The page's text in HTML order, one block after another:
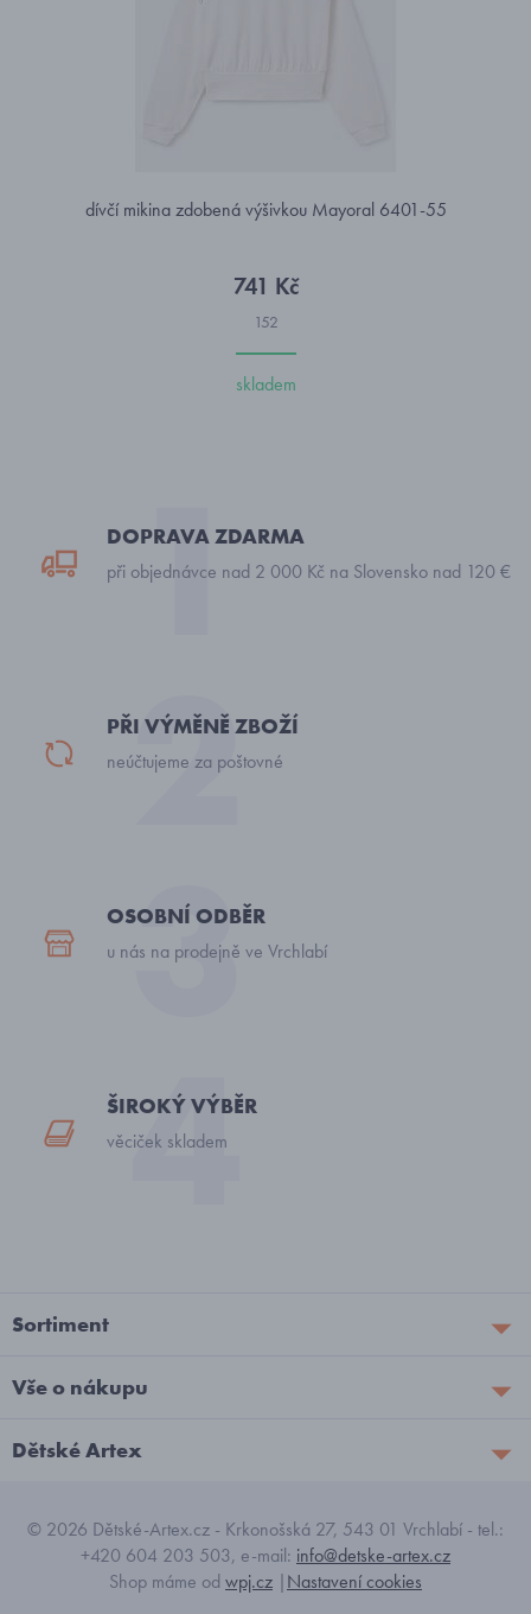
dívčí mikina zdobená výšivkou Mayoral 6401-55
741 Kč
152
skladem
DOPRAVA ZDARMA
při objednávce nad 2 000 Kč na Slovensko nad 120 €
PŘI VÝMĚNĚ ZBOŽÍ
neúčtujeme za poštovné
OSOBNÍ ODBĚR
u nás na prodejně ve Vrchlabí
ŠIROKÝ VÝBĚR
věciček skladem
Sortiment
Vše o nákupu
Dětské Artex
© 2026 Dětské-Artex.cz - Krkonošská 27, 543 01 Vrchlabí - tel.:
+420 604 203 503, e-mail: info@detske-artex.cz
Shop máme od wpj.cz |Nastavení cookies